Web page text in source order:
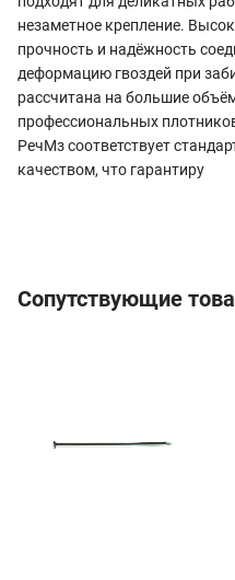
незаметное крепление.
прочность и надёжность
деформацию гвоздей при
рассчитана на большие
профессиональных
РечМз соответствует
качеством, что гарантиру
Сопутствующие